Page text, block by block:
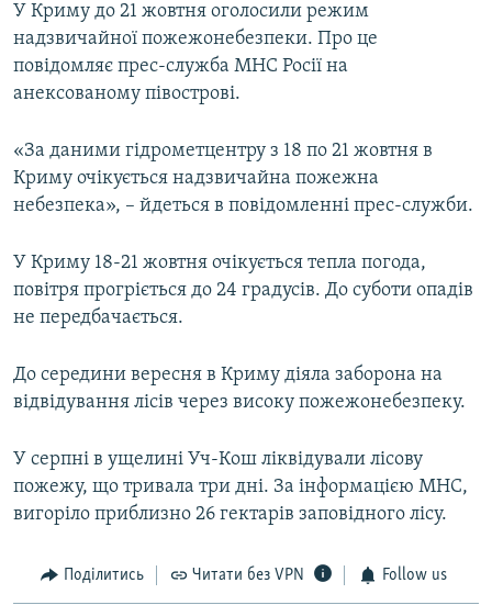
Усі сайти RFE/RL
У Криму до 21 жовтня оголосили режим
надзвичайної пожежонебезпеки. Про це
повідомляє прес-служба МНС Росії на
анексованому півострові.
«За даними гідрометцентру з 18 по 21 жовтня в
Криму очікується надзвичайна пожежна
небезпека», – йдеться в повідомленні прес-служби.
У Криму 18-21 жовтня очікується тепла погода,
повітря прогріється до 24 градусів. До суботи опадів
не передбачається.
До середини вересня в Криму діяла заборона на
відвідування лісів через високу пожежонебезпеку.
У серпні в ущелині Уч-Кош ліквідували лісову
пожежу, що тривала три дні. За інформацією МНС,
вигоріло приблизно 26 гектарів заповідного лісу.
Поділитись Читати без VPN Follow us